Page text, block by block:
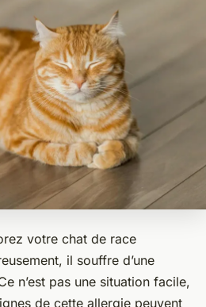
votre chat de race
il souffre d’une
n’est pas une situation facile,
de cette allergie peuvent